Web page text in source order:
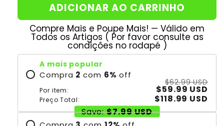
ADICIONAR AO CARRINHO
Compre Mais e Poupe Mais! — Válido em
Todos os Artigos ( Por favor consulte as
condições no rodapé )
A mais popular
Compra 2 com 6% off
Por item:
$62.99 USD
$59.99 USD
Preço Total:
$118.99 USD
Save: $7.99 USD